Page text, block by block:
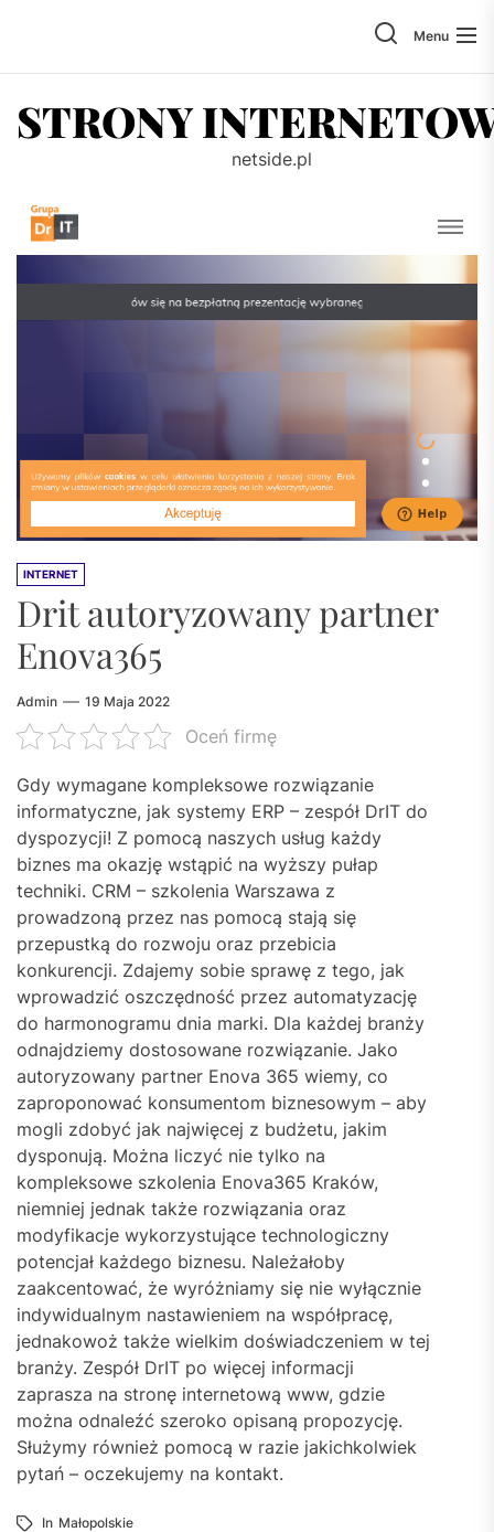
Menu
STRONY
netside.pl
INTERNET
Drit autoryzowany partner
Enova365
Admin 19 Maja 2022
Oceń firmę
Gdy wymagane kompleksowe rozwiązanie
informatyczne, jak systemy ERP – zespół DrIT do
dyspozycji! Z pomocą naszych usług każdy
biznes ma okazję wstąpić na wyższy pułap
techniki. CRM – szkolenia Warszawa z
prowadzoną przez nas pomocą stają się
przepustką do rozwoju oraz przebicia
konkurencji. Zdajemy sobie sprawę z tego, jak
wprowadzić oszczędność przez automatyzację
do harmonogramu dnia marki. Dla każdej branży
odnajdziemy dostosowane rozwiązanie. Jako
autoryzowany partner Enova 365 wiemy, co
zaproponować konsumentom biznesowym – aby
mogli zdobyć jak najwięcej z budżetu, jakim
dysponują. Można liczyć nie tylko na
kompleksowe szkolenia Enova365 Kraków,
niemniej jednak także rozwiązania oraz
modyfikacje wykorzystujące technologiczny
potencjał każdego biznesu. Należałoby
zaakcentować, że wyróżniamy się nie wyłącznie
indywidualnym nastawieniem na współpracę,
jednakowoż także wielkim doświadczeniem w tej
branży. Zespół DrIT po więcej informacji
zaprasza na stronę internetową www, gdzie
można odnaleźć szeroko opisaną propozycję.
Służymy również pomocą w razie jakichkolwiek
pytań – oczekujemy na kontakt.
In Małopolskie